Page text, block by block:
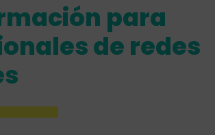
para
de redes